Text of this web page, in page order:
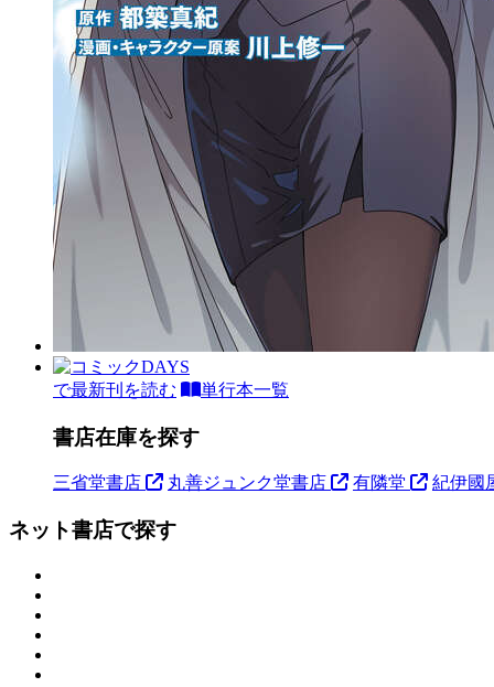
で最新刊を読む 単行本一覧
書店在庫を探す
三省堂書店 丸善ジュンク堂書店 有隣堂 紀伊國
ネット書店で探す